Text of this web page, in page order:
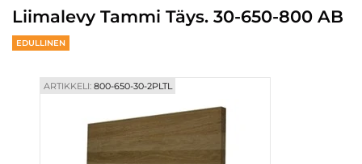
Blogi
Yhteystiedot
Liimalevy Tammi Täys. 30-650-800 AB
EDULLINEN
ARTIKKELI:800-650-30-2PLTL